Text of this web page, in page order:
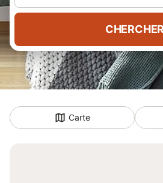
CHERCHER
Carte